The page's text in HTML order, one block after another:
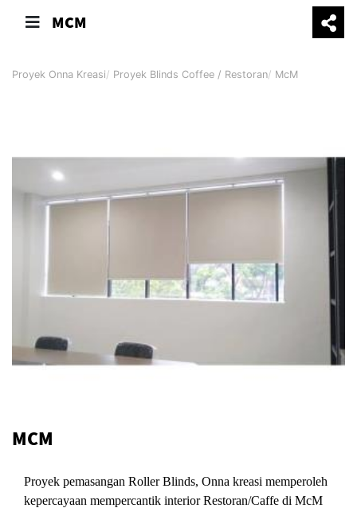
MCM
Proyek Onna Kreasi Proyek Blinds Coffee / Restoran McM
MCM
Proyek pemasangan Roller Blinds, Onna kreasi memperoleh
kepercayaan mempercantik interior Restoran/Caffe di McM